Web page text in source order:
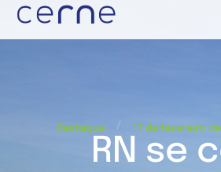
Destaque / 17 de fevereiro
RN se